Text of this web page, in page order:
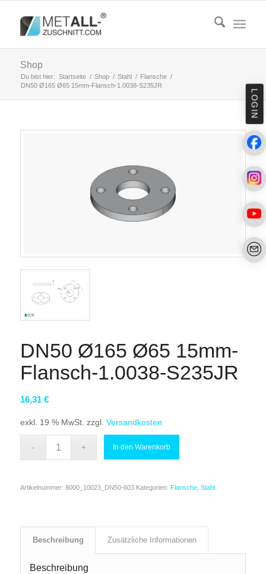
LOGIN
Shop
Du bist hier: Startseite / Shop / Stahl / Flansche /
DN50 Ø165 Ø65 15mm-Flansch-1.0038-S235JR
DN50 Ø165 Ø65 15mm-
Flansch-1.0038-S235JR
16,31 €
exkl. 19 % MwSt. zzgl. Versandkosten
In den Warenkorb
Artikelnummer: 8000_10023_DN50-603 Kategorien: Flansche, Stahl
Beschreibung Zusätzliche Informationen
Beschreibung